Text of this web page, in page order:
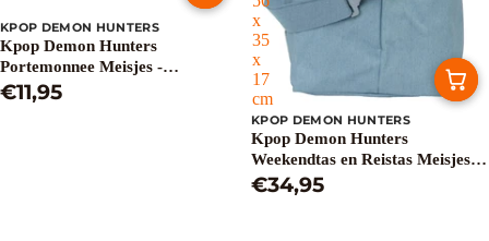
KPOP DEMON HUNTERS
Kpop Demon Hunters
Portemonnee Meisjes -
HUNTR/X - Paars
€11,95
x
35
x
17
cm
KPOP DEMON HUNTERS
Kpop Demon Hunters
Weekendtas en Reistas Meisjes -
HUNTR/X - Lichtblauw - 56 x 35
x 17 cm
€34,95